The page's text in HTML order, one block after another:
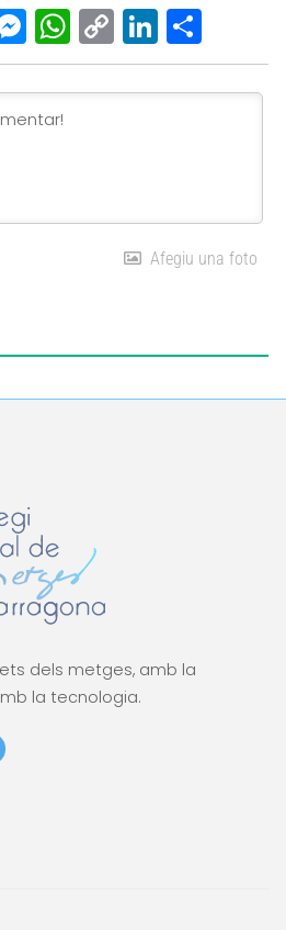
Messenger
WhatsApp
Copy
Link
Afegiu una foto
dels metges, amb la
la tecnologia.